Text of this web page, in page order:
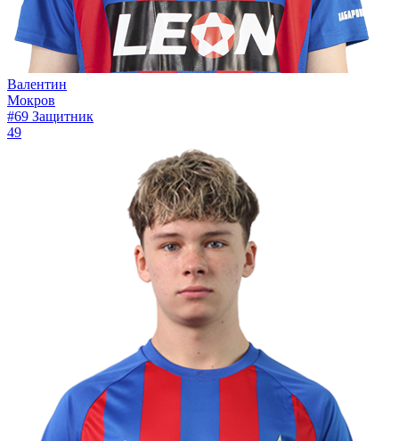
Валентин
Мокров
#69 Защитник
49